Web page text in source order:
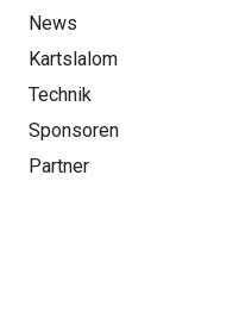
News
Kartslalom
Technik
Sponsoren
Partner